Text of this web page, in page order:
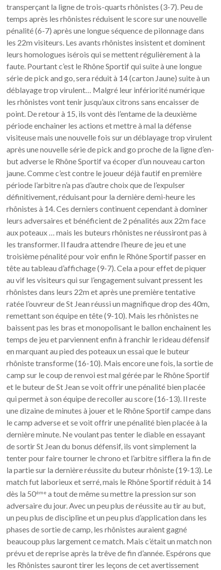
transperçant la ligne de trois-quarts rhônistes (3-7). Peu de
temps après les rhônistes réduisent le score sur une nouvelle
pénalité (6-7) après une longue séquence de pilonnage dans
les 22m visiteurs. Les avants rhônistes insistent et dominent
leurs homologues isérois qui se mettent régulièrement à la
faute. Pourtant c’est le Rhône Sportif qui suite à une longue
série de pick and go, sera réduit à 14 (carton Jaune) suite à un
déblayage trop virulent… Malgré leur infériorité numérique
les rhônistes vont tenir jusqu’aux citrons sans encaisser de
point. De retour à 15, ils vont dès l’entame de la deuxième
période enchainer les actions et mettre à mal la défense
visiteuse mais une nouvelle fois sur un déblayage trop virulent
après une nouvelle série de pick and go proche de la ligne d’en-
but adverse le Rhône Sportif va écoper d’un nouveau carton
jaune. Comme c’est contre le joueur déjà fautif en première
période l’arbitre n’a pas d’autre choix que de l’expulser
définitivement, réduisant pour la dernière demi-heure les
rhônistes à 14. Ces derniers continuent cependant à dominer
leurs adversaires et bénéficient de 2 pénalités aux 22m face
aux poteaux … mais les buteurs rhônistes ne réussiront pas à
les transformer. Il faudra attendre l’heure de jeu et une
troisième pénalité pour voir enfin le Rhône Sportif passer en
tête au tableau d’affichage (9-7). Cela a pour effet de piquer
au vif les visiteurs qui sur l’engagement suivant pressent les
rhônistes dans leurs 22m et après une première tentative
ratée l’ouvreur de St Jean réussi un magnifique drop des 40m,
remettant son équipe en tête (9-10). Mais les rhônistes ne
baissent pas les bras et monopolisant le ballon enchainent les
temps de jeu et parviennent enfin à franchir le rideau défensif
en marquant au pied des poteaux un essai que le buteur
rhôniste transforme (16-10). Mais encore une fois, la sortie de
camp sur le coup de renvoi est mal gérée par le Rhône Sportif
et le buteur de St Jean se voit offrir une pénalité bien placée
qui permet à son équipe de recoller au score (16-13). Il reste
une dizaine de minutes à jouer et le Rhône Sportif campe dans
le camp adverse et se voit offrir une pénalité bien placée à la
dernière minute. Ne voulant pas tenter le diable en essayant
de sortir St Jean du bonus défensif, ils vont simplement la
tenter pour faire tourner le chrono et l’arbitre sifflera la fin de
la partie sur la dernière réussite du buteur rhôniste (19-13). Le
match fut laborieux et serré, mais le Rhône Sportif réduit à 14
dès la 50ème a tout de même su mettre la pression sur son
adversaire du jour. Avec un peu plus de réussite au tir au but,
un peu plus de discipline et un peu plus d’application dans les
phases de sortie de camp, les rhônistes auraient gagné
beaucoup plus largement ce match. Mais c’était un match non
prévu et de reprise après la trêve de fin d’année. Espérons que
les Rhônistes sauront tirer les leçons de cet avertissement